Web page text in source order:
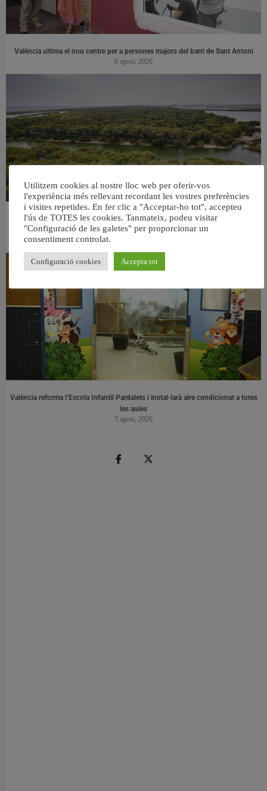
València ultima el nou centre per a persones majors del barri de Sant Antoni
6 agost, 2026
València retira prop de 15.000 litres de residus de la Devesa durant el mes de
juliol
València reforma l’Escola Infantil Pardalets i instal·larà aire condicionat a totes
les aules
5 agost, 2026
Utilitzem cookies al nostre lloc web per oferir-vos
l'experiència més rellevant recordant les vostres preferències
i visites repetides. En fer clic a "Acceptar-ho tot", accepteu
l'ús de TOTES les cookies. Tanmateix, podeu visitar
"Configuració de les galetes" per proporcionar un
consentiment controlat.
Configuració cookies Accepta tot